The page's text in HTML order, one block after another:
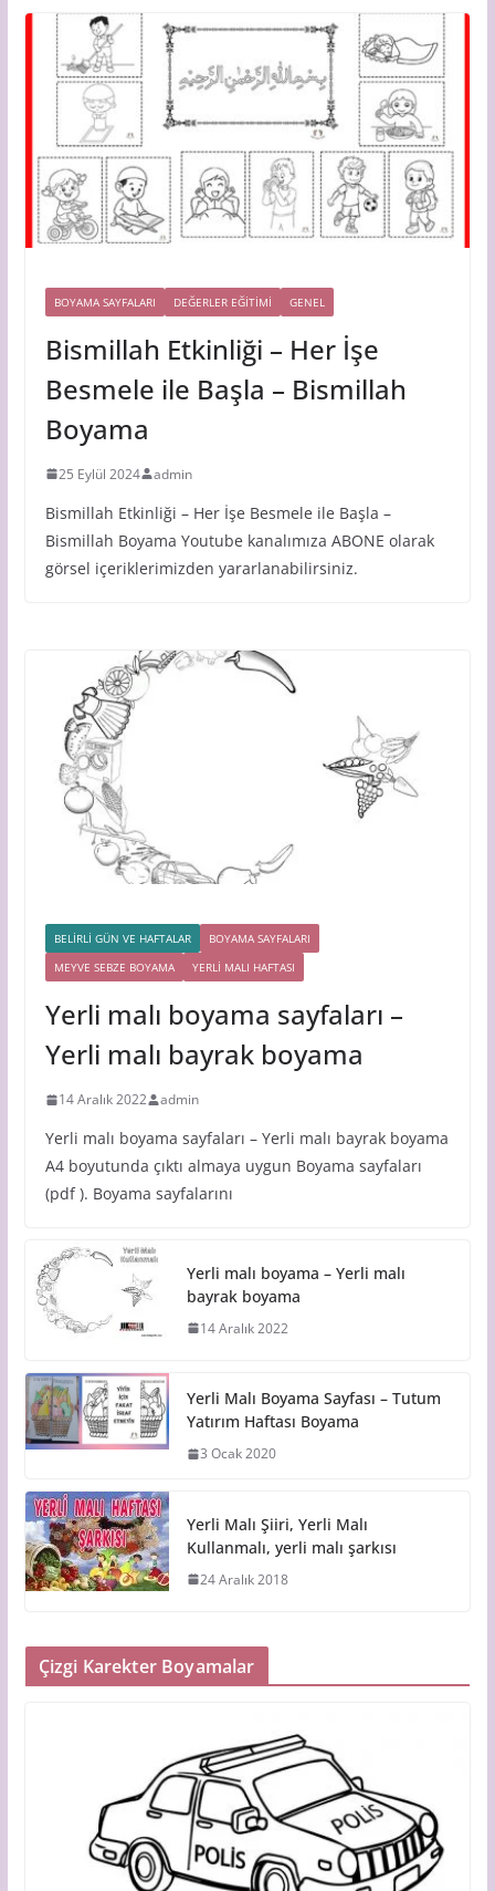
BOYAMA SAYFALARI DEĞERLER EĞİTİMİ GENEL
Bismillah Etkinliği – Her İşe
Besmele ile Başla – Bismillah
Boyama
25 Eylül 2024 admin
Bismillah Etkinliği – Her İşe Besmele ile Başla –
Bismillah Boyama Youtube kanalımıza ABONE olarak
görsel içeriklerimizden yararlanabilirsiniz.
BELİRLİ GÜN VE HAFTALAR
BOYAMA SAYFALARI
MEYVE SEBZE BOYAMA
YERLİ MALI HAFTASI
Yerli malı boyama sayfaları –
Yerli malı bayrak boyama
14 Aralık 2022 admin
Yerli malı boyama sayfaları – Yerli malı bayrak boyama
A4 boyutunda çıktı almaya uygun Boyama sayfaları
(pdf ). Boyama sayfalarını
Yerli malı boyama – Yerli malı
bayrak boyama
14 Aralık 2022
Yerli Malı Boyama Sayfası – Tutum
Yatırım Haftası Boyama
3 Ocak 2020
Yerli Malı Şiiri, Yerli Malı
Kullanmalı, yerli malı şarkısı
24 Aralık 2018
Çizgi Karekter Boyamalar